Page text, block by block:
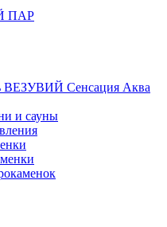
ПАР
ВЕЗУВИЙ Сенсация Аква
и сауны